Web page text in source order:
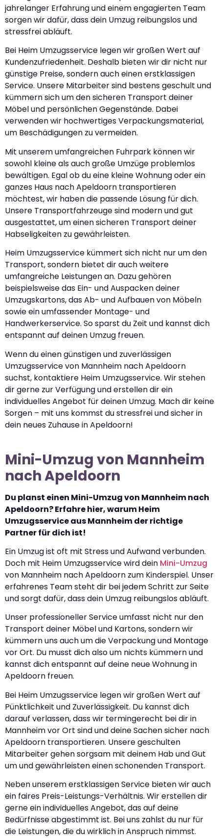
jahrelanger Erfahrung und einem engagierten Team
sorgen wir dafür, dass dein Umzug reibungslos und
stressfrei abläuft.
Bei Heim Umzugsservice legen wir großen Wert auf
Kundenzufriedenheit. Deshalb bieten wir dir nicht nur
günstige Preise, sondern auch einen erstklassigen
Service. Unsere Mitarbeiter sind bestens geschult und
kümmern sich um den sicheren Transport deiner
Möbel und persönlichen Gegenstände. Dabei
verwenden wir hochwertiges Verpackungsmaterial,
um Beschädigungen zu vermeiden.
Mit unserem umfangreichen Fuhrpark können wir
sowohl kleine als auch große Umzüge problemlos
bewältigen. Egal ob du eine kleine Wohnung oder ein
ganzes Haus nach Apeldoorn transportieren
möchtest, wir haben die passende Lösung für dich.
Unsere Transportfahrzeuge sind modern und gut
ausgestattet, um einen sicheren Transport deiner
Habseligkeiten zu gewährleisten.
Heim Umzugsservice kümmert sich nicht nur um den
Transport, sondern bietet dir auch weitere
umfangreiche Leistungen an. Dazu gehören
beispielsweise das Ein- und Auspacken deiner
Umzugskartons, das Ab- und Aufbauen von Möbeln
sowie ein umfassender Montage- und
Handwerkerservice. So sparst du Zeit und kannst dich
entspannt auf deinen Umzug freuen.
Wenn du einen günstigen und zuverlässigen
Umzugsservice von Mannheim nach Apeldoorn
suchst, kontaktiere Heim Umzugsservice. Wir stehen
dir gerne zur Verfügung und erstellen dir ein
individuelles Angebot für deinen Umzug. Mach dir keine
Sorgen – mit uns kommst du stressfrei und sicher in
dein neues Zuhause in Apeldoorn!
Mini-Umzug von Mannheim
nach Apeldoorn
Du planst einen Mini-Umzug von Mannheim nach
Apeldoorn? Erfahre hier, warum Heim
Umzugsservice aus Mannheim der richtige
Partner für dich ist!
Ein Umzug ist oft mit Stress und Aufwand verbunden.
Doch mit Heim Umzugsservice wird dein Mini-Umzug
von Mannheim nach Apeldoorn zum Kinderspiel. Unser
erfahrenes Team steht dir bei jedem Schritt zur Seite
und sorgt dafür, dass dein Umzug reibungslos abläuft.
Unser professioneller Service umfasst nicht nur den
Transport deiner Möbel und Kartons, sondern wir
kümmern uns auch um die Verpackung und Montage
vor Ort. Du musst dich also um nichts kümmern und
kannst dich entspannt auf deine neue Wohnung in
Apeldoorn freuen.
Bei Heim Umzugsservice legen wir großen Wert auf
Pünktlichkeit und Zuverlässigkeit. Du kannst dich
darauf verlassen, dass wir termingerecht bei dir in
Mannheim vor Ort sind und deine Sachen sicher nach
Apeldoorn transportieren. Unsere geschulten
Mitarbeiter gehen sorgsam mit deinem Hab und Gut
um und gewährleisten einen schonenden Transport.
Neben unserem erstklassigen Service bieten wir auch
ein faires Preis-Leistungs-Verhältnis. Wir erstellen dir
gerne ein individuelles Angebot, das auf deine
Bedürfnisse abgestimmt ist. Bei uns zahlst du nur für
die Leistungen, die du wirklich in Anspruch nimmst.